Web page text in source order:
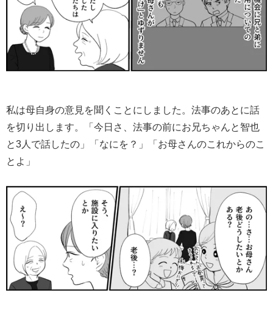
私は母自身の意見を聞くことにしました。法事のあとに話
を切り出します。「今日さ、法事の前にお兄ちゃんと智也
と3人で話したの」「なにを？」「お母さんのこれからのこ
とよ」